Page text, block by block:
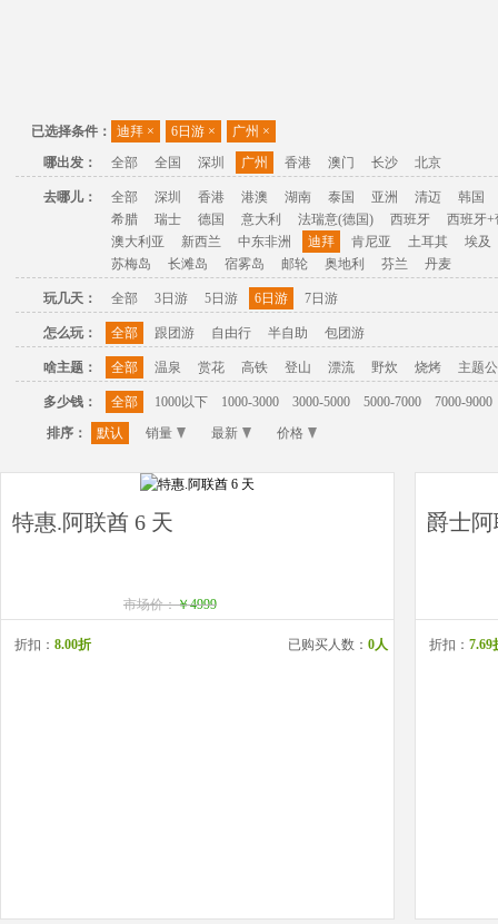
已选择条件： 迪拜 × 6日游 × 广州 ×
哪出发：
全部 全国 深圳 广州 香港 澳门 长沙 北京
去哪儿： 全部 深圳 香港 港澳 湖南 泰国 亚洲 清迈
韩国
希腊
瑞士 德国 意大利 法瑞意(德国) 西班牙
西班牙+
澳大利亚
新西兰 中东非洲 迪拜 肯尼亚 土耳其
埃及
苏梅岛
长滩岛 宿雾岛 邮轮 奥地利 芬兰 丹麦
玩几天： 全部 3日游 5日游 6日游 7日游
怎么玩： 全部 跟团游 自由行 半自助 包团游
啥主题： 全部 温泉 赏花 高铁 登山 漂流 野炊 烧烤 主题
多少钱： 全部 1000以下 1000-3000 3000-5000 5000-7000
7000-9000
排序：
默认 销量 最新 价格
特惠.阿联酋 6 天
市场价：￥4999
折扣： 8.00折 已购买人数： 0人
爵士
折扣： 7.69